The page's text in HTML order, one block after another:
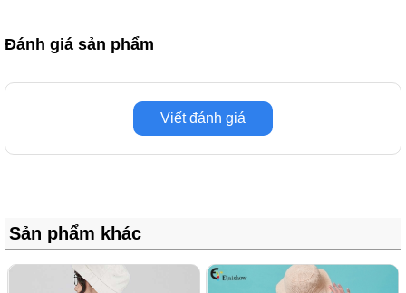
Đánh giá sản phẩm
Viết đánh giá
Sản phẩm khác